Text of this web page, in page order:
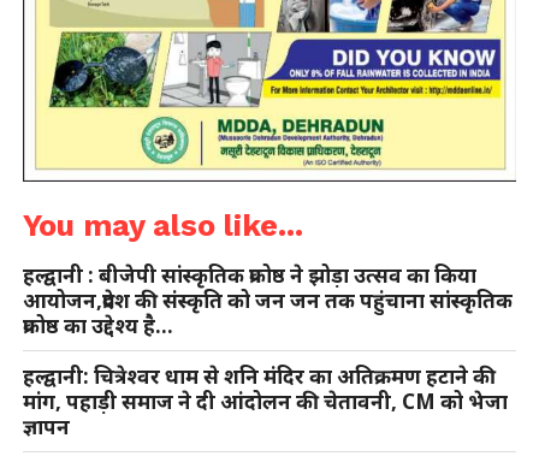
You may also like...
हल्द्वानी : बीजेपी सांस्कृतिक प्रकोष्ठ ने झोड़ा उत्सव का किया
आयोजन,प्रदेश की संस्कृति को जन जन तक पहुंचाना सांस्कृतिक
प्रकोष्ठ का उद्देश्य है…
हल्द्वानी: चित्रेश्वर धाम से शनि मंदिर का अतिक्रमण हटाने की
मांग, पहाड़ी समाज ने दी आंदोलन की चेतावनी, CM को भेजा
ज्ञापन